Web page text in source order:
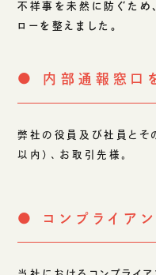
SERVICE
受託開発
生成AIソリューション
CASES
不祥事を未然に防ぐため
ローを整えました。
● 内部通報窓口
弊社の役員及び社員とそ
以内）、お取引先様。
● コンプライア